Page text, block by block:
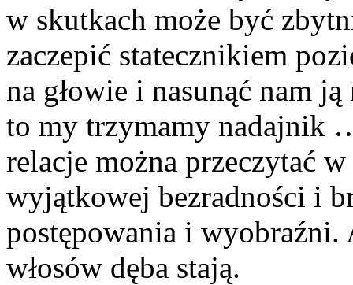
w skutkach może być
zaczepić statecznikiem
na głowie i nasunąć nam
to my trzymamy nadajnik
relacje można przeczytać
wyjątkowej bezradności i
postępowania i
włosów dęba stają.